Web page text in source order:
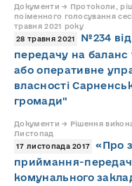
Документи → Протоколи,
поіменного голосування
травня 2021 року
28 травня 2021
№234
передачу на баланс
або оперативне
власності
громади"
Документи → Рішення
Листопад
17 листопада 2017
«Про
приймання-
комунального